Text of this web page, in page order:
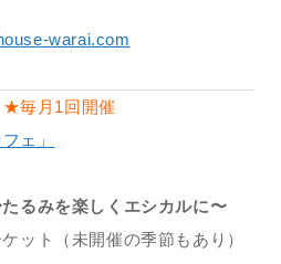
warai.com
★毎月1回開催
ェ」
たるみを楽しくエシカルに〜
ット（未開催の季節もあり）